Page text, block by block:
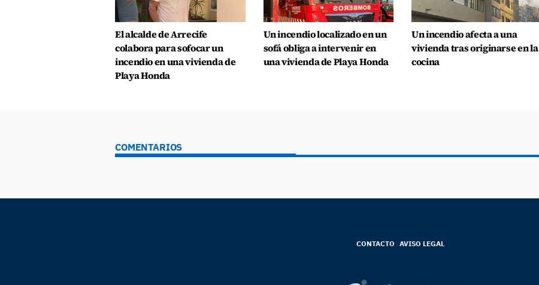
El alcalde de Arrecife
colabora para sofocar un
incendio en una vivienda de
Playa Honda
Un incendio localizado en un
sofá obliga a intervenir en
una vivienda de Playa Honda
Un incendio afecta a una
vivienda tras originarse en la
cocina
COMENTARIOS
CONTACTO AVISO LEGAL